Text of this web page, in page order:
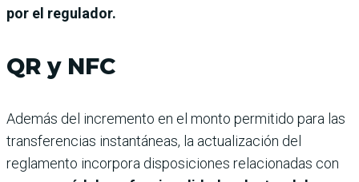
por el regulador.
QR y NFC
Además del incremento en el monto permitido para las
transferencias instantáneas, la actualización del
reglamento incorpora disposiciones relacionadas con